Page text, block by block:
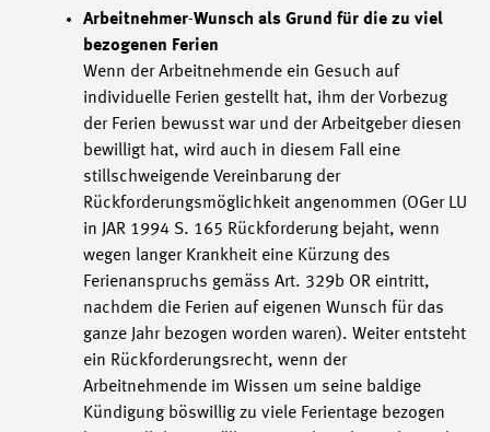
Arbeitnehmer-Wunsch als Grund für die zu viel
bezogenen Ferien
Wenn der Arbeitnehmende ein Gesuch auf
individuelle Ferien gestellt hat, ihm der Vorbezug
der Ferien bewusst war und der Arbeitgeber diesen
bewilligt hat, wird auch in diesem Fall eine
stillschweigende Vereinbarung der
Rückforderungsmöglichkeit angenommen (OGer LU
in JAR 1994 S. 165 Rückforderung bejaht, wenn
wegen langer Krankheit eine Kürzung des
Ferienanspruchs gemäss Art. 329b OR eintritt,
nachdem die Ferien auf eigenen Wunsch für das
ganze Jahr bezogen worden waren). Weiter entsteht
ein Rückforderungsrecht, wenn der
Arbeitnehmende im Wissen um seine baldige
Kündigung böswillig zu viele Ferientage bezogen